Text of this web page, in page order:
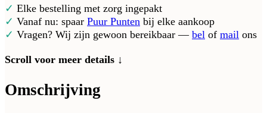
✓ Elke bestelling met zorg ingepakt
✓ Vanaf nu: spaar Puur Punten bij elke aankoop
✓ Vragen? Wij zijn gewoon bereikbaar — bel of mail ons
Scroll voor meer details ↓
Omschrijving